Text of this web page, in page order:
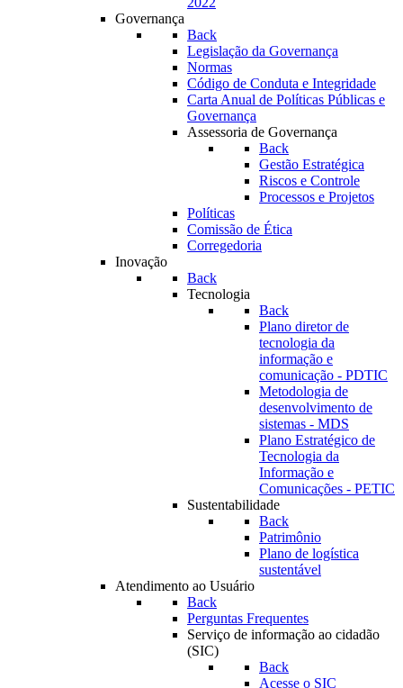
Governança
Back
Legislação da Governança
Normas
Código de Conduta e Integridade
Carta Anual de Políticas Públicas e
Governança
Assessoria de Governança
Back
Gestão Estratégica
Riscos e Controle
Processos e Projetos
Políticas
Comissão de Ética
Corregedoria
Inovação
Back
Tecnologia
Back
Plano diretor de
tecnologia da
informação e
comunicação - PDTIC
Metodologia de
desenvolvimento de
sistemas - MDS
Plano Estratégico de
Tecnologia da
Informação e
Comunicações - PETIC
Sustentabilidade
Back
Patrimônio
Plano de logística
sustentável
Atendimento ao Usuário
Back
Perguntas Frequentes
Serviço de informação ao cidadão
(SIC)
Back
Acesse o SIC